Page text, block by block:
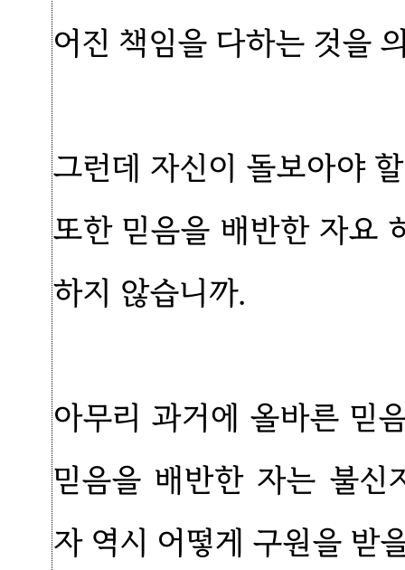
어진 책임을 다하는 것을
그런데 자신이 돌보아야
또한 믿음을 배반한 자요
하지 않습니까.
아무리 과거에 올바른 믿
믿음을 배반한 자는 불신
자 역시 어떻게 구원을 받